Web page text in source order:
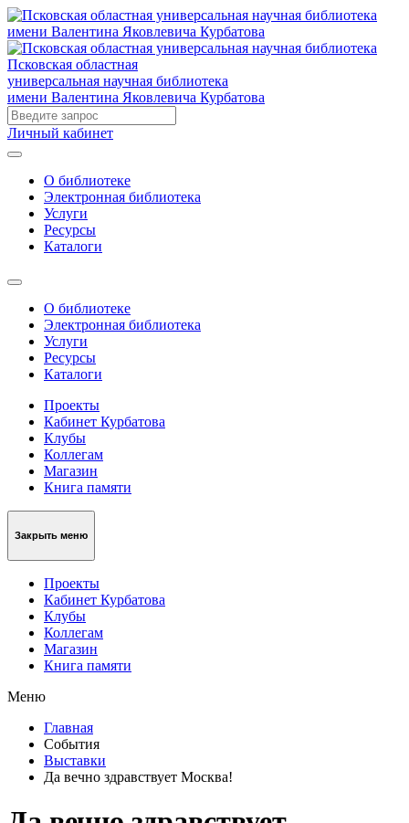
Псковская областная
универсальная научная библиотека
имени Валентина Яковлевича Курбатова
Личный кабинет
О библиотеке
Электронная библиотека
Услуги
Ресурсы
Каталоги
О библиотеке
Электронная библиотека
Услуги
Ресурсы
Каталоги
Проекты
Кабинет Курбатова
Клубы
Коллегам
Магазин
Книга памяти
Закрыть меню
Проекты
Кабинет Курбатова
Клубы
Коллегам
Магазин
Книга памяти
Меню
Главная
События
Выставки
Да вечно здравствует Москва!